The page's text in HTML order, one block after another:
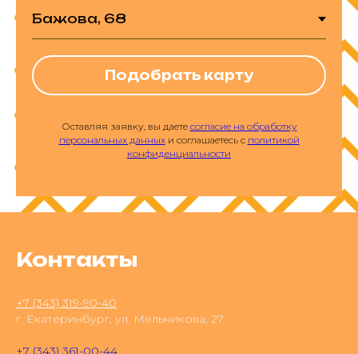
Подобрать карту
Оставляя заявку, вы даете согласие на обработку
персональных данныхи соглашаетесь с политикой
конфиденциальности
Контакты
+7 (343) 319-90-40
г. Екатеринбург, ул. Мельникова, 27
+7 (343) 361-00-44